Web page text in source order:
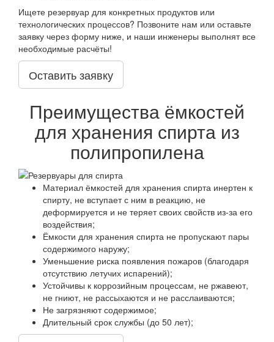
Ищете резервуар для конкретных продуктов или
технологических процессов? Позвоните нам или оставьте
заявку через форму ниже, и наши инженеры выполнят все
необходимые расчёты!
Оставить заявку
Преимущества ёмкостей
для хранения спирта из
полипропилена
Материал ёмкостей для хранения спирта инертен к
спирту, не вступает с ним в реакцию, не
деформируется и не теряет своих свойств из-за его
воздействия;
Ёмкости для хранения спирта не пропускают пары
содержимого наружу;
Уменьшение риска появления пожаров (благодаря
отсутствию летучих испарений);
Устойчивы к коррозийным процессам, не ржавеют,
не гниют, не рассыхаются и не расслаиваются;
Не загрязняют содержимое;
Длительный срок службы (до 50 лет);